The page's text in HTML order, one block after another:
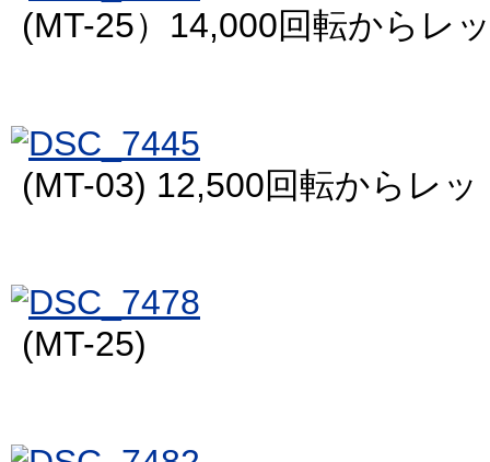
(MT-25）14,000回転からレ
(MT-03) 12,500回転からレ
(MT-25)